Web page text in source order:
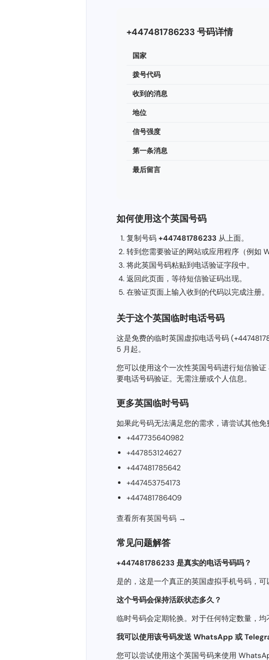
+447481786233 号码详情
国家
拨号代码
收到的消息
地位
信号强度
第一条消息
最后留言
如何使用这个英国号码
复制号码 +447481786233 从上面。
转到您需要验证的网站或应用程序（例如
将此英国号码粘贴到电话验证字段中。
返回此页面，等待短信验证码出现。
在验证页面上输入收到的代码以完成注册。
关于这个英国临时电话号码
这是免费的临时英国虚拟电话号码
5 月起。
您可以使用这个一次性英国号码进行短信验
要电话号码验证。无需注册或个人信息。
更多英国临时号码
如果此号码无法满足您的需求，请尝试其他免
+447735640982
+447853124627
+447481785642
+447453754173
+447481786409
查看所有英国号码 →
常见问题解答
+447481786233 是真实的电话号码吗？
是的，这是一个真正的英国虚拟手机号码，
这个号码会保持活跃状态​​多久？
临时号码会定期轮换。对于任何特定数量，
我可以使用该号码发送 WhatsApp 或
您可以尝试使用这个英国号码来使用